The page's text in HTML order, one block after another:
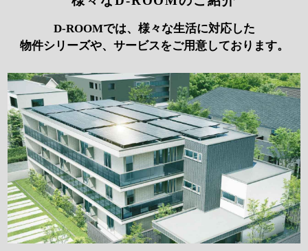
D-ROOMでは、様々な生活に対応した
物件シリーズや、サービスをご用意しております。